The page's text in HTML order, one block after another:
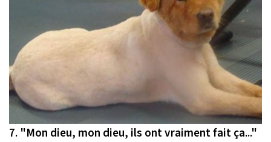
7. "Mon dieu, mon dieu, ils ont vraiment fait ça..."